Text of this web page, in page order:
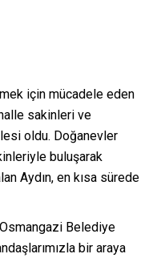
için mücadele eden
sakinleri ve
oldu. Doğanevler
buluşarak
Aydın, en kısa sürede
Belediye
bir araya